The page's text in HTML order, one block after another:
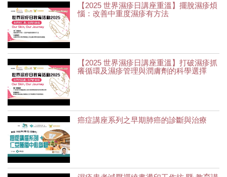
【2025 世界濕疹日講座重溫】擺脫濕疹煩
惱：改善中重度濕疹有方法
【2025 世界濕疹日講座重溫】打破濕疹抓
癢循環及濕疹管理與潤膚劑的科學選擇
癌症講座系列之早期肺癌的診斷與治療